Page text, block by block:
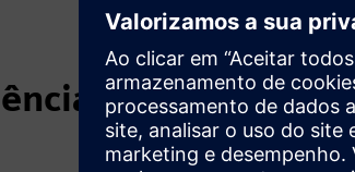
energética